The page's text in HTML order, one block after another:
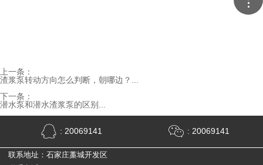
上一条：
渣浆泵转动方向怎么判断，朝哪边？...
下一条：
潜水泵和潜水渣浆泵的区别...
: 20069141 : 20069141
联系地址：石家庄藁城开发区